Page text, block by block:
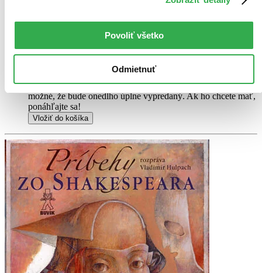
Povoliť všetko
Odmietnuť
to akokoľvek znižovalo zážitok z jej obsahu. Knihu sme
označili nálepkou, ktorá môže na niektorých obaloch
12,00 €
Tento produkt síce máme aktuálne na sklade, máme však už
iba posledné kusy a ďalšie už nemá ani distribútor, preto je
možné, že bude onedlho úplne vypredaný. Ak ho chcete mať,
ponáhľajte sa!
Vložiť do košíka